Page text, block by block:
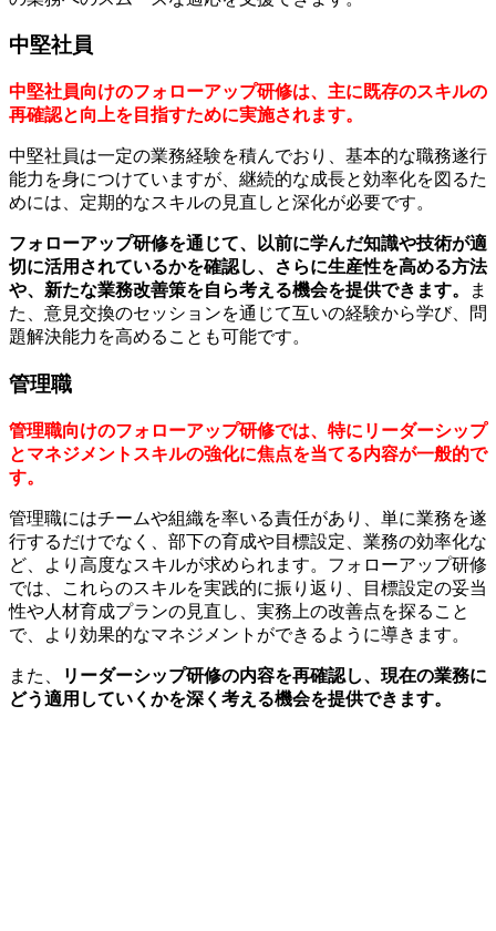
中堅社員
中堅社員向けのフォローアップ研修は、主に既存のスキルの
再確認と向上を目指すために実施されます。
中堅社員は一定の業務経験を積んでおり、基本的な職務遂行
能力を身につけていますが、継続的な成長と効率化を図るた
めには、定期的なスキルの見直しと深化が必要です。
フォローアップ研修を通じて、以前に学んだ知識や技術が適
切に活用されているかを確認し、さらに生産性を高める方法
や、新たな業務改善策を自ら考える機会を提供できます。
ま
た、意見交換のセッションを通じて互いの経験から学び、問
題解決能力を高めることも可能です。
管理職
管理職向けのフォローアップ研修では、特にリーダーシップ
とマネジメントスキルの強化に焦点を当てる内容が一般的で
す。
管理職にはチームや組織を率いる責任があり、単に業務を遂
行するだけでなく、部下の育成や目標設定、業務の効率化な
ど、より高度なスキルが求められます。フォローアップ研修
では、これらのスキルを実践的に振り返り、目標設定の妥当
性や人材育成プランの見直し、実務上の改善点を探ること
で、より効果的なマネジメントができるように導きます。
また、
リーダーシップ研修の内容を再確認し、現在の業務に
どう適用していくかを深く考える機会を提供できます。